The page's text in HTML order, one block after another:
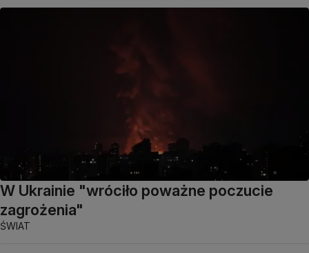
W Ukrainie "wróciło poważne poczucie
zagrożenia"
ŚWIAT